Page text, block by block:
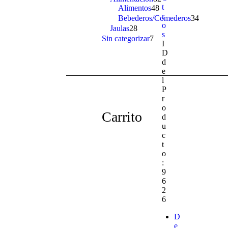
t
r
o
s
I
D
d
e
l
P
r
o
d
u
c
t
o
:
9
6
2
6
D
e
products
Alimentos48 48
products
Bebederos/Comederos34
Jaulas28
products
Sin categorizar7
products
Carrito